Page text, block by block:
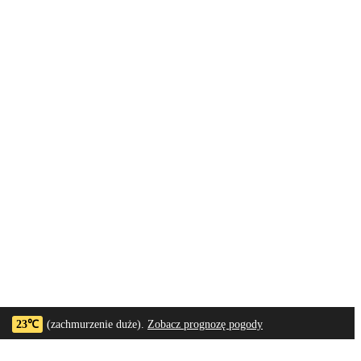
23℃ (zachmurzenie duże). Zobacz prognozę pogody